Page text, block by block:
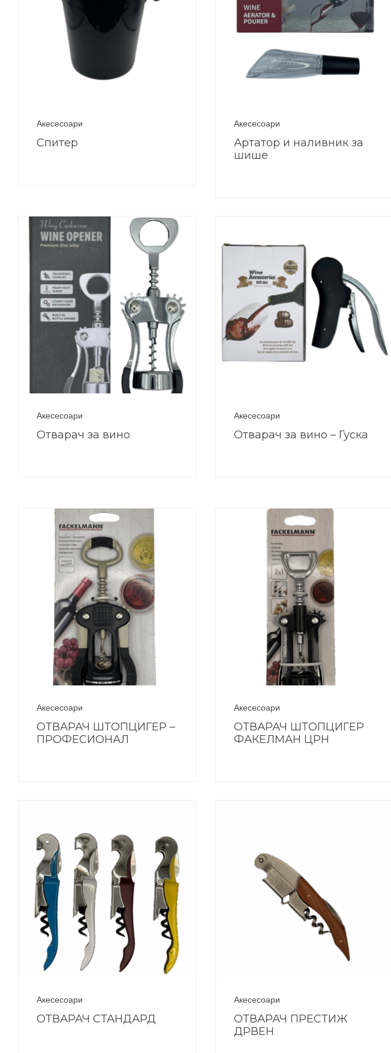
Акесесоари
Спитер
Акесесоари
Артатор и наливник за
шише
Акесесоари
Отварач за вино
Акесесоари
Отварач за вино – Гуска
Акесесоари
ОТВАРАЧ ШТОПЦИГЕР –
ПРОФЕСИОНАЛ
Акесесоари
ОТВАРАЧ ШТОПЦИГЕР
ФАКЕЛМАН ЦРН
Акесесоари
ОТВАРАЧ СТАНДАРД
Акесесоари
ОТВАРАЧ ПРЕСТИЖ
ДРВЕН